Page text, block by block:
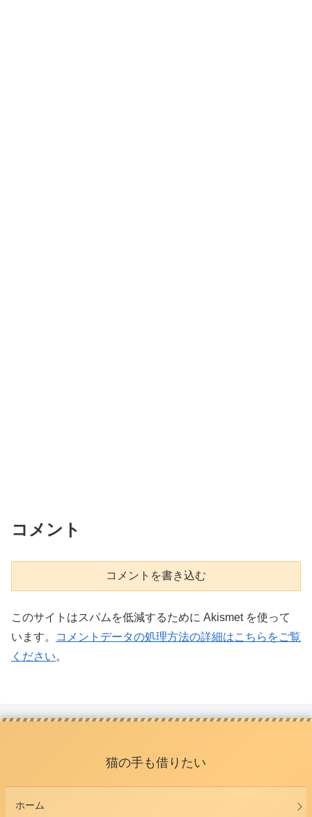
コメント
コメントを書き込む
このサイトはスパムを低減するために Akismet を使って
います。
コメントデータの処理方法の詳細はこちらをご覧
ください。
猫の手も借りたい
ホーム